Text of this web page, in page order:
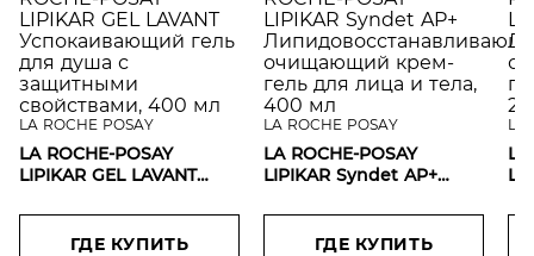
LA ROCHE POSAY
LA ROCHE-POSAY
LIPIKAR GEL LAVANT
для душа с защитными
свойствами, 400 мл
ГДЕ КУПИТЬ
LA ROCHE POSAY
LA ROCHE-POSAY
LIPIKAR Syndet AP+
очищающий крем-гель
для лица и тела, 400 мл
ГДЕ КУПИТЬ
LA
LA